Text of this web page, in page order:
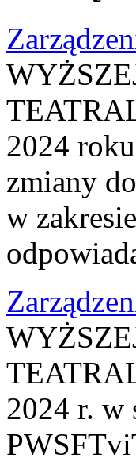
2024
zmiany
w
2024 r. w